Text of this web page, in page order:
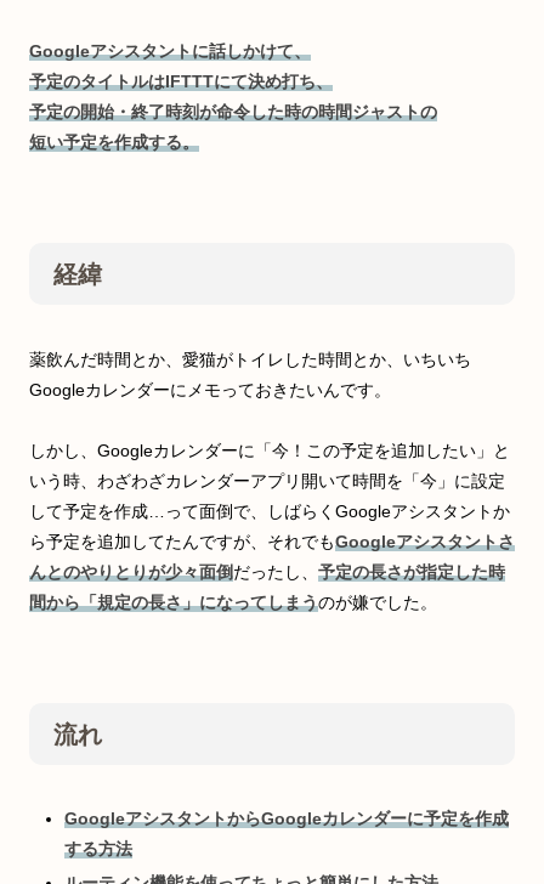
Googleアシスタントに話しかけて、
予定のタイトルはIFTTTにて決め打ち、
予定の開始・終了時刻が命令した時の時間ジャストの
短い予定を作成する。
経緯
薬飲んだ時間とか、愛猫がトイレした時間とか、いちいち
Googleカレンダーにメモっておきたいんです。
しかし、Googleカレンダーに「今！この予定を追加したい」と
いう時、わざわざカレンダーアプリ開いて時間を「今」に設定
して予定を作成…って面倒で、しばらくGoogleアシスタントか
ら予定を追加してたんですが、それでもGoogleアシスタントさ
んとのやりとりが少々面倒だったし、 予定の長さが指定した時
間から「規定の長さ」になってしまうのが嫌でした。
流れ
GoogleアシスタントからGoogleカレンダーに予定を作成
する方法